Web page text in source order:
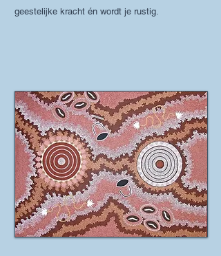
geestelijke kracht én wordt je rustig.